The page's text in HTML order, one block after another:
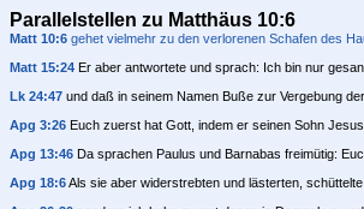
Parallelstellen zu Matthäus 10:6
Matt 10:6 gehet vielmehr zu den verlorenen Schafen des
Matt 15:24 Er aber antwortete und sprach: Ich bin nur
Lk 24:47 und daß in seinem Namen Buße zur Vergebung
Apg 3:26 Euch zuerst hat Gott, indem er seinen Sohn
Apg 13:46 Da sprachen Paulus und Barnabas freimütig:
Apg 18:6Als sie aber widerstrebten und lästerten,